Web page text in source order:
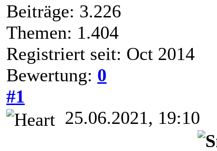
Beiträge: 3.226
Themen: 1.404
Registriert seit: Oct 2014
Bewertung: 0
#1
25.06.2021, 19:10